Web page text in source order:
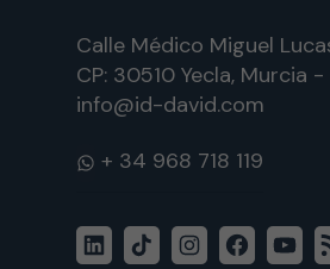
Calle Médico Miguel
CP: 30510 Yecla, Murcia -
info@id-david.com
WhatsApp
LinkedInTikTokInstagram
Facebook